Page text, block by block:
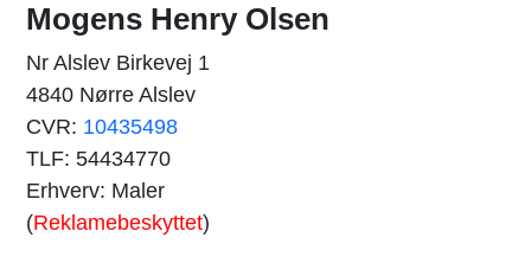
Mogens Henry Olsen
Nr Alslev Birkevej 1
4840 Nørre Alslev
CVR: 10435498
TLF: 54434770
Erhverv: Maler
(Reklamebeskyttet)